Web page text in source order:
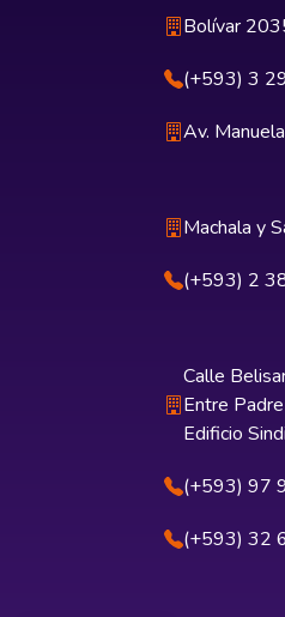
Bolívar
(+593) 3
Av.
Machala y
(+593) 2
Calle
Entre
Edificio
(+593) 97
(+593) 32